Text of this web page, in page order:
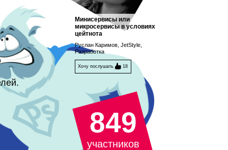
Минисервисы или
микросервисы в условиях
цейтнота
Руслан Каримов, JetStyle,
Разработка
Хочу послушать 18
849
участников